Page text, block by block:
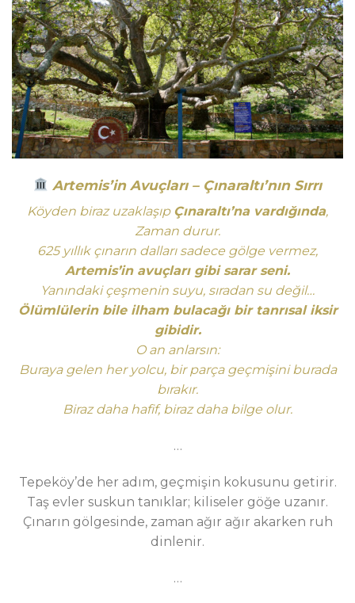
Artemis’in Avuçları – Çınaraltı’nın Sırrı
Köyden biraz uzaklaşıp Çınaraltı’na vardığında,
Zaman durur.
625 yıllık çınarın dalları sadece gölge vermez,
Artemis’in avuçları gibi sarar seni.
Yanındaki çeşmenin suyu, sıradan su değil…
Ölümlülerin bile ilham bulacağı bir tanrısal iksir
gibidir.
O an anlarsın:
Buraya gelen her yolcu, bir parça geçmişini burada
bırakır.
Biraz daha hafif, biraz daha bilge olur.
…
Tepeköy’de her adım, geçmişin kokusunu getirir.
Taş evler suskun tanıklar; kiliseler göğe uzanır.
Çınarın gölgesinde, zaman ağır ağır akarken ruh
dinlenir.
…